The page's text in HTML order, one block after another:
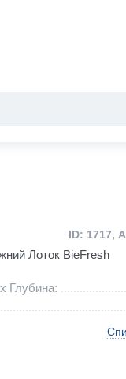
ID: 1717,
Лоток BieFresh
Глубина: